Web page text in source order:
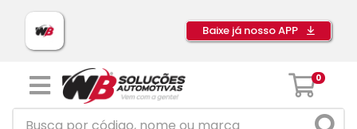
Baixe já nosso APP
0